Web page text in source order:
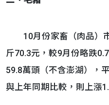
10月份家畜（肉品）市
斤70.3元，較9月份略跌
59.8萬頭（不含澎湖），
與上年同期比較，則上漲